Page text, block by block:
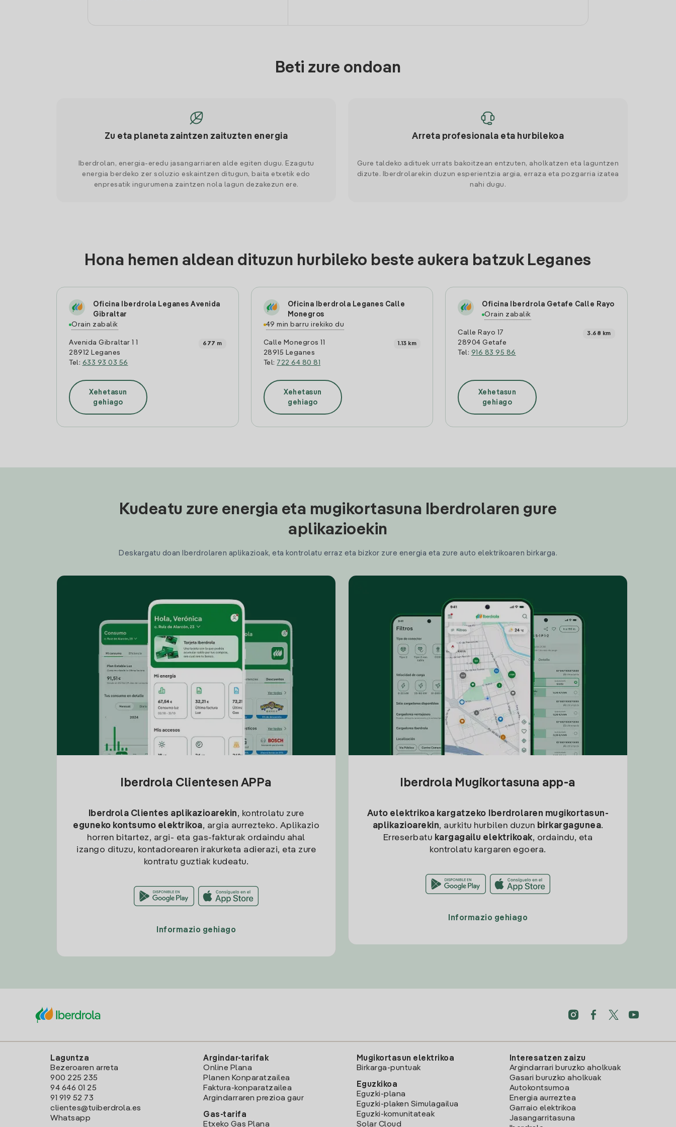
Beti zure ondoan
Zu eta planeta zaintzen zaituzten energia
Iberdrolan, energia-eredu jasangarriaren alde egiten dugu. Ezagutu
energia berdeko zer soluzio eskaintzen ditugun, baita etxetik edo
enpresatik ingurumena zaintzen nola lagun dezakezun ere.
Arreta profesionala eta hurbilekoa
Gure taldeko adituek urrats bakoitzean entzuten, aholkatzen eta laguntzen
dizute. Iberdrolarekin duzun esperientzia argia, erraza eta pozgarria izatea
nahi dugu.
Hona hemen aldean dituzun hurbileko beste aukera batzuk Leganes
Oficina Iberdrola Leganes Avenida
Gibraltar
Orain zabalik
Avenida Gibraltar 1 1
28912 Leganes
Tel: 633 93 03 56
677 m
Xehetasun
gehiago
Oficina Iberdrola Leganes Calle
Monegros
49 min barru irekiko du
Calle Monegros 11
28915 Leganes
Tel: 722 64 80 81
1.13 km
Xehetasun
gehiago
Oficina Iberdrola Getafe Calle Rayo
Orain zabalik
Calle Rayo 17
28904 Getafe
Tel: 916 83 95 86
3.68 km
Xehetasun
gehiago
Kudeatu zure energia eta mugikortasuna Iberdrolaren gure
aplikazioekin
Deskargatu doan Iberdrolaren aplikazioak, eta kontrolatu erraz eta bizkor zure energia eta zure auto elektrikoaren birkarga.
Iberdrola Clientesen APPa
Iberdrola Clientes aplikazioarekin, kontrolatu zure
eguneko kontsumo elektrikoa, argia aurrezteko. Aplikazio
horren bitartez, argi- eta gas-fakturak ordaindu ahal
izango dituzu, kontadorearen irakurketa adierazi, eta zure
kontratu guztiak kudeatu.
Informazio gehiago
Iberdrola Mugikortasuna app-a
Auto elektrikoa kargatzeko
Iberdrolaren mugikortasun-
aplikazioarekin, aurkitu hurbilen duzun birkargagunea.
Erreserbatu kargagailu elektrikoak, ordaindu, eta
kontrolatu kargaren egoera.
Informazio gehiago
Laguntza
Bezeroaren arreta
900 225 235
94 646 01 25
91 919 52 73
clientes@tuiberdrola.es
Whatsapp
Argindar-tarifak
Online Plana
Planen Konparatzailea
Faktura-konparatzailea
Argindarraren prezioa gaur
Gas-tarifa
Etxeko Gas Plana
Mugikortasun elektrikoa
Birkarga-puntuak
Eguzkikoa
Eguzki-plana
Eguzki-plaken Simulagailua
Eguzki-komunitateak
Solar Cloud
Interesatzen zaizu
Argindarrari buruzko aholkuak
Gasari buruzko aholkuak
Autokontsumoa
Energia aurreztea
Garraio elektrikoa
Jasangarritasuna